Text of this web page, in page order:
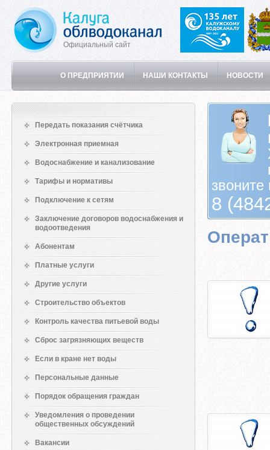
Официальный сайт
О ПРЕДПРИЯТИИ НАШИ КОНТАКТЫ НОВОСТИ
Передать показания счётчика
Электронная приемная
Водоснабжение и канализование
Тарифы и нормативы
Подключение к сетям
Заключение договоров водоснабжения и
водоотведения
Абонентам
Платные услуги
Другие услуги
Строительство объектов
Контроль качества питьевой воды
Сброс загрязняющих веществ
Если в кране нет воды
Персональные данные
Порядок обращения граждан
Уведомления о проведении
общественных обсуждений
Вакансии
звоните
8